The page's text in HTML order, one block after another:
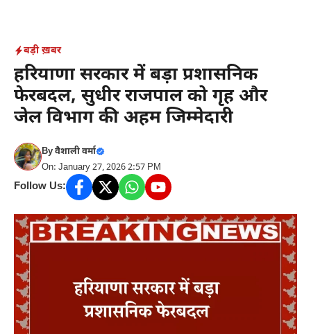
content
बड़ी ख़बर
हरियाणा सरकार में बड़ा प्रशासनिक
फेरबदल, सुधीर राजपाल को गृह और
जेल विभाग की अहम जिम्मेदारी
Byवैशाली वर्मा
On: January 27, 2026 2:57 PM
Follow Us: